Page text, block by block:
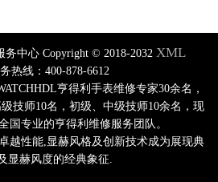
中心 Copyright © 2018-2032 XML
热线：400-878-6612
亨得利手表维修专家30余名，
技师10名，初级、中级技师10余名，现
国专业的亨得利维修服务团队。
越性能,显赫风格及创新技术成为展现典
显赫风度的经典象征.